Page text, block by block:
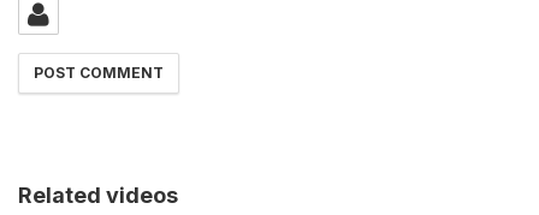
Related videos